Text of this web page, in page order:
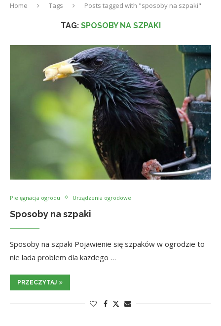
Home Tags Posts tagged with "sposoby na szpaki"
TAG: SPOSOBY NA SZPAKI
Pielęgnacja ogrodu Urządzenia ogrodowe
Sposoby na szpaki
Sposoby na szpaki Pojawienie się szpaków w ogrodzie to
nie lada problem dla każdego …
PRZECZYTAJ